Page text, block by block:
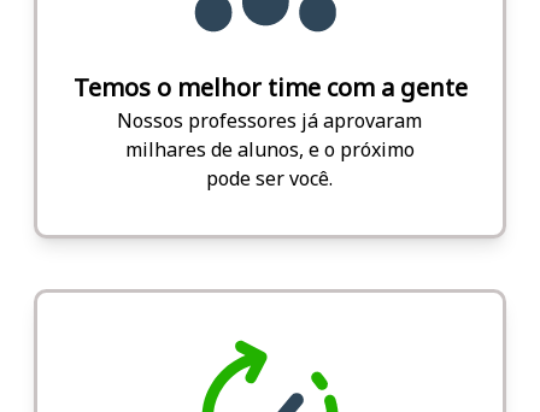
Temos o melhor time com a gente
Nossos professores já aprovaram
milhares de alunos, e o próximo
pode ser você.